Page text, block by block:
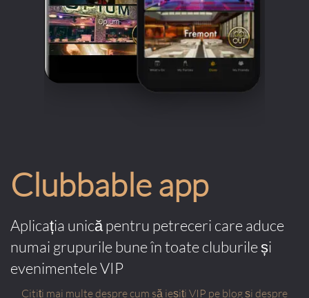
Clubbable app
Aplicația unică pentru petreceri care aduce
numai grupurile bune în toate cluburile și
evenimentele VIP
Citiți mai multe despre cum să ieșiți VIP pe blog și despre